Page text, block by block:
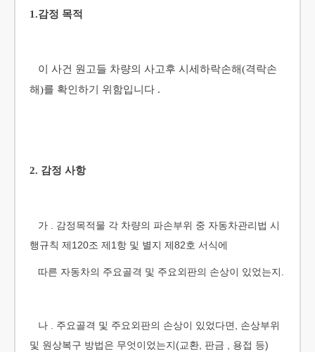
1.감정 목적
이 사건 원고들 차량의 사고후 시세하락손해(격락손
해)를 확인하기 위함입니다 .
2. 감정 사항
가 . 감정목적물 각 차량의 파손부위 중 자동차관리법 시
행규칙 제120조 제1항 및 별지 제82호 서식에
따른 자동차의 주요골격 및 주요외판의 손상이 있었는지.
나 . 주요골격 및 주요외판의 손상이 있었다면, 손상부위
및 원상복구 방법은 무엇이었는지(교환, 판금 , 용접 등)